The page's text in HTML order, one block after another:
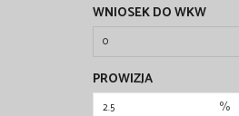
WNIOSEK DO WKW
PROWIZJA
%